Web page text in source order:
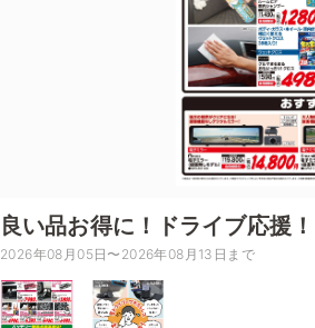
良い品お得に！ドライブ応援！
2026年08月05日〜2026年08月13日まで